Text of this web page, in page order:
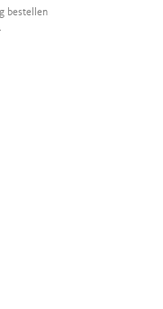
bestellen